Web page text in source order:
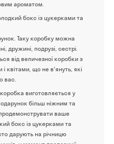
ароматом.
бокс із цукерками та
Таку коробку можна
дружині, подрузі, сестрі.
від величезної коробки з
квітами, що не в'януть, які
вас.
виготовляється у
більш ніжним та
ваше
бокс із цукерками та
дарують на річницю